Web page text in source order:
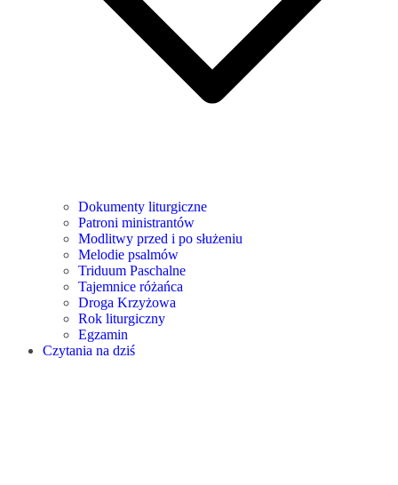
Dokumenty liturgiczne
Patroni ministrantów
Modlitwy przed i po służeniu
Melodie psalmów
Triduum Paschalne
Tajemnice różańca
Droga Krzyżowa
Rok liturgiczny
Egzamin
Czytania na dziś